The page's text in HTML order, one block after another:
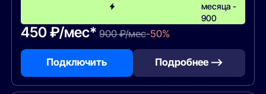
месяца -
900
450 ₽/мес* 900 ₽/мес-50%
Подключить Подробнее —>